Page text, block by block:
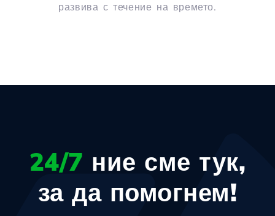
развива с течение на времето.
24/7 ние сме тук,
за да помогнем!